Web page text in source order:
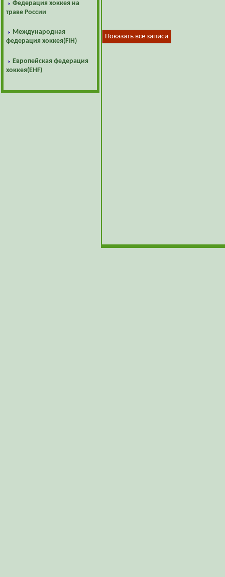
Федерация хоккея на
траве России
Международная
федерация хоккея(FIH)
Европейская федерация
хоккея(EHF)
Показать все записи